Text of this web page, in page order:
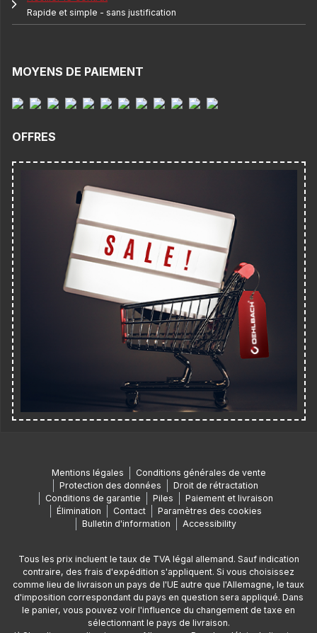
Rapide et simple - sans justification
MOYENS DE PAIEMENT
OFFRES
Mentions légales
Conditions générales de vente
Protection des données
Droit de rétractation
Conditions de garantie
Piles
Paiement et livraison
Élimination
Contact
Paramètres des cookies
Bulletin d'information
Accessibility
Tous les prix incluent le taux de TVA légal allemand. Sauf indication
contraire, des frais d'expédition s'appliquent. Si vous choisissez
comme lieu de livraison un pays de l'UE autre que l'Allemagne, le taux
d'imposition correspondant du pays en question sera appliqué. Dans
le panier, vous pouvez voir l'influence du changement de taxe en
sélectionnant le pays de livraison.